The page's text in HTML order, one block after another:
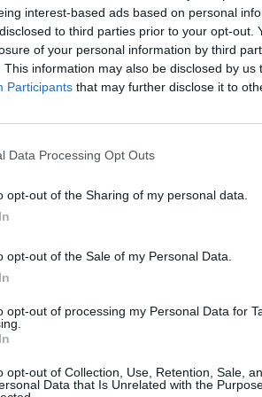
interest-based ads based on personal
to third parties prior to your opt-out.
of your personal information by third
This information may also be disclosed by us
Participants that may further disclose it to
Data Processing Opt Outs
opt-out of the Sharing of my personal data.
opt-out of the Sale of my Personal Data.
opt-out of processing my Personal Data for
opt-out of Collection, Use, Retention, Sale,
Data that Is Unrelated with the
apėmė pastatus
Žinios | Pasaulis
Kai neveikia technologijos: kaip